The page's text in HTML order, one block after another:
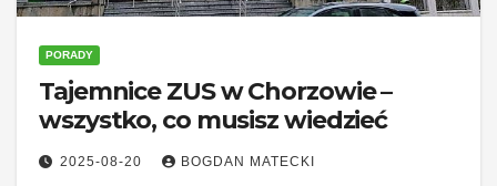
PORADY
Tajemnice ZUS w Chorzowie –
wszystko, co musisz wiedzieć
2025-08-20 BOGDAN MATECKI